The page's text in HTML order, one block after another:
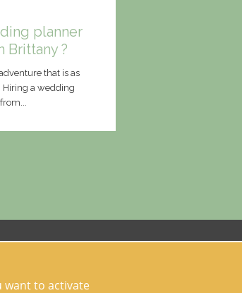
planner
Brittany ?
that is as
a wedding
want to activate